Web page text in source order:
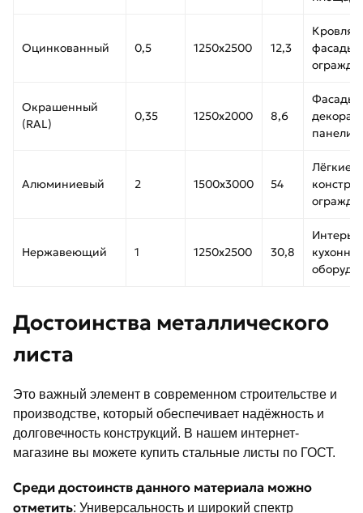
Оцинкованный 0,5 1250х2500 12,3
Кровля,
фасады,
Окрашенный
(RAL)
0,35 1250х2000 8,6
Фасады,
панели
Алюминиевый 2 1500х3000 54
Лёгкие
Нержавеющий 1 1250х2500 30,8
кухонное
Достоинства металлического
листа
Это важный элемент в современном строительстве и
производстве, который обеспечивает надёжность и
долговечность конструкций. В нашем интернет-
магазине вы можете купить стальные листы по ГОСТ.
Среди достоинств данного материала можно
отметить: Универсальность и широкий спектр